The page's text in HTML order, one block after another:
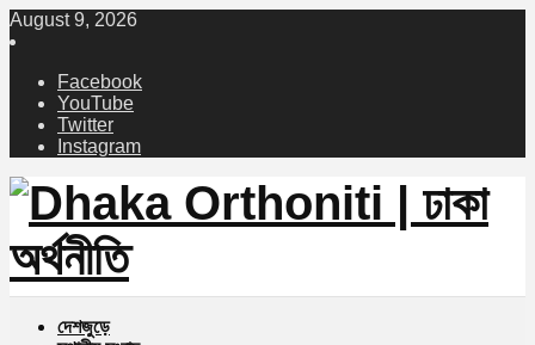
August 9, 2026
Facebook
YouTube
Twitter
Instagram
দেশজুড়ে